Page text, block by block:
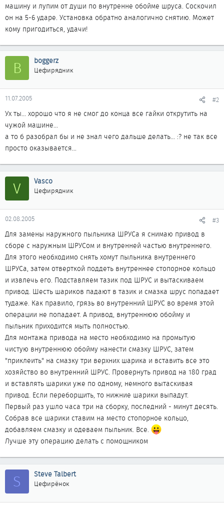
машину и лупим от души по внутренне обойме шруса. Соскочил
он на 5-6 ударе. Установка обратно аналогично снятию. Может
кому пригодиться, удачи!
B boggerz
Цефирядник
11.07.2005 #2
Ух ты... хорошо что я не смог до конца все гайки открутить на
чужой машине...
а то б разобрал бы и не знал чего дальше делать... :? не так все
просто оказывается...
V Vasco
Цефирядник
02.08.2005 #3
Для замены наружного пыльника ШРУСа я снимаю привод в
сборе с наружным ШРУСом и внутренней частью внутреннего.
Для этого необходимо снять хомут пыльника внутреннего
ШРУСа, затем отверткой поддеть внутреннее стопорное кольцо
и извлечь его. Подставляем тазик под ШРУС и вытаскиваем
привод. Шесть шариков падают в тазик и смазка шрус попадает
тудаже. Как правило, грязь во внутренний ШРУС во время этой
операции не попадает. А привод, внутреннюю обойму и
пыльник приходится мыть полностью.
Для монтажа привода на место необходимо на промытую
чистую внутреннюю обойму нанести смазку ШРУС, затем
"приклеить" на смазку три верхних шарика и вставить все это
хозяйство во внутренний ШРУС. Провернуть привод на 180 град
и вставлять шарики уже по одному, немного вытаскивая
привод. Если переборщить, то нижние шарики выпадут.
Первый раз ушло часа три на сборку, последний - минут десять.
Собрав все шарики ставим на место стопорное кольцо,
добавляем смазку и одеваем пыльник. Все.
Лучше эту операцию делать с помощником
S Steve Talbert
Цефирёнок